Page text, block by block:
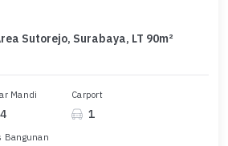
Sutorejo, Surabaya, LT 90m²
Mandi
4
Carport
1
Bangunan